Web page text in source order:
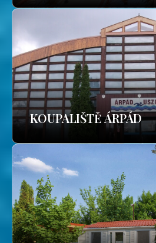
KOUPALIŠTĚ ÁRPÁD